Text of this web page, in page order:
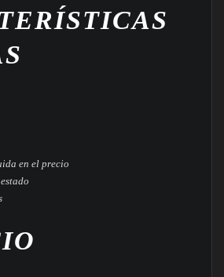
en el precio